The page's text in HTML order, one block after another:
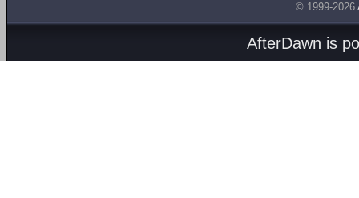
© 1999-2026
AfterDawn is